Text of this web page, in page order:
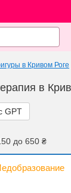
в Кривом Роге
в
GPT
до 650 ₴